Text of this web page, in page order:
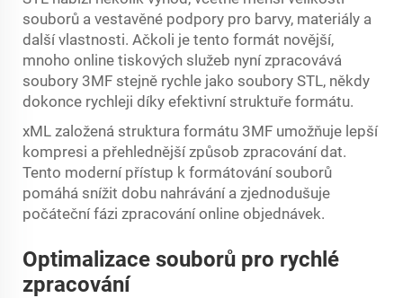
souborů a vestavěné podpory pro barvy, materiály a
další vlastnosti. Ačkoli je tento formát novější,
mnoho online tiskových služeb nyní zpracovává
soubory 3MF stejně rychle jako soubory STL, někdy
dokonce rychleji díky efektivní struktuře formátu.
xML založená struktura formátu 3MF umožňuje lepší
kompresi a přehlednější způsob zpracování dat.
Tento moderní přístup k formátování souborů
pomáhá snížit dobu nahrávání a zjednodušuje
počáteční fázi zpracování online objednávek.
Optimalizace souborů pro rychlé
zpracování